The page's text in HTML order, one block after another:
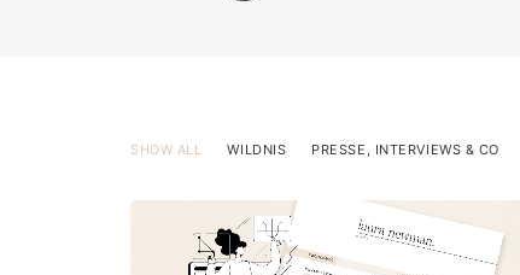
SHOW ALL WILDNIS PRESSE, INTERVIEWS & CO